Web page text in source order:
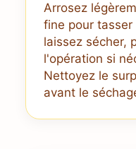
Arrosez
fine pour
laissez sécher,
l'opération si
Nettoyez le
avant le